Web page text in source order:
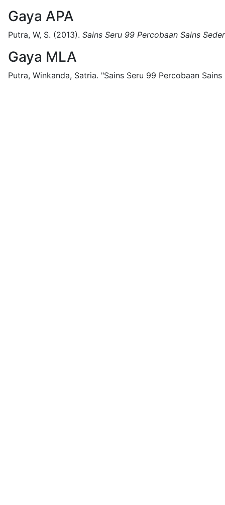
Gaya APA
Putra, W, S. (2013). Sains Seru 99 Percobaan Sains
Gaya MLA
Putra, Winkanda, Satria. "Sains Seru 99 Percobaan